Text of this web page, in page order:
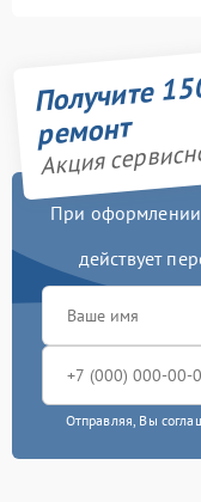
Получите
ремонт
Акция
При оформлении
действует
Отправляя, Вы